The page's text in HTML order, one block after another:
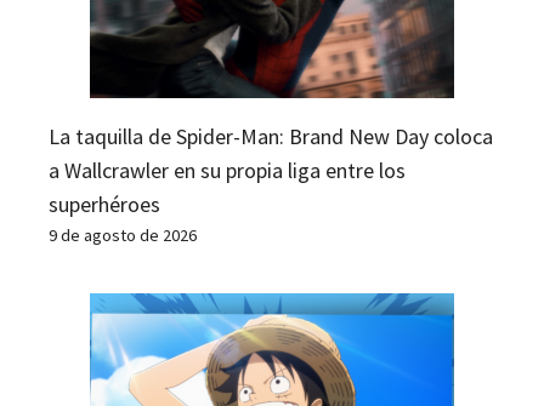
La taquilla de Spider-Man: Brand New Day coloca
a Wallcrawler en su propia liga entre los
superhéroes
9 de agosto de 2026